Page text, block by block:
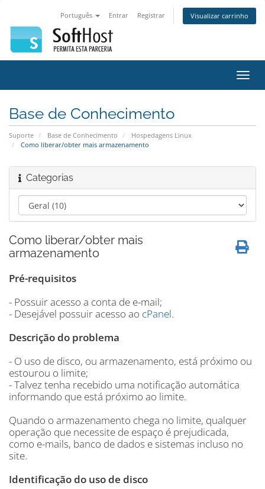
Português Entrar Registrar Visualizar carrinho
Base de Conhecimento
Suporte Base de Conhecimento
Hospedagens Linux
Como liberar/obter mais armazenamento
Categorias
Como liberar/obter mais
armazenamento
Pré-requisitos
- Possuir acesso a conta de e-mail;
- Desejável possuir acesso ao cPanel.
Descrição do problema
- O uso de disco, ou armazenamento, está próximo ou
estourou o limite;
- Talvez tenha recebido uma notificação automática
informando que está próximo ao limite.
Quando o armazenamento chega no limite, qualquer
operação que necessite de espaço é prejudicada,
como e-mails, banco de dados e sistemas incluso no
site.
Identificação do uso de disco